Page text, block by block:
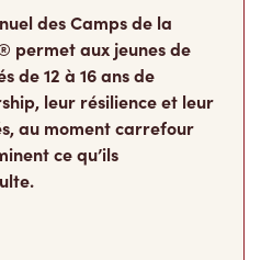
des Camps de la
permet aux jeunes de
de 12 à 16 ans de
leur résilience et leur
au moment carrefour
ce qu’ils